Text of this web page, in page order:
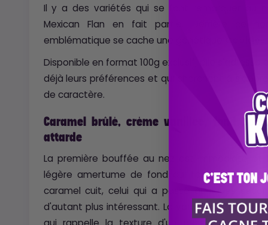
Il y a des variétés qui se font remarquer au
Mexican Flan en fait partie. Derrière ce
emblématique se cache une génétique
Disponible en format 100g exclusif, elle
déjà leurs préférences et qui cherchent à
de caractère.
Caramel brûlé, crème vanillée, fond
attarde
La première bouffée au nez est immédiate et
légère amertume de fond qui l'empêche de
caramel cuit, celui qui a passé quelques
d'autant plus intéressant. La vanille suit,